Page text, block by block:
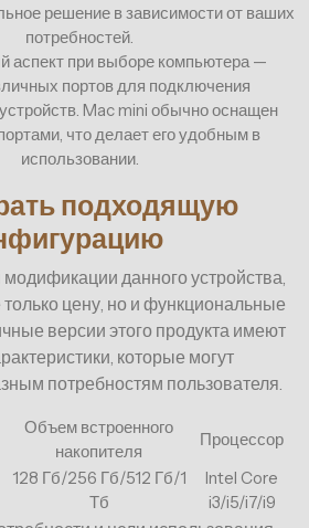
решение в зависимости от ваших
потребностей.
аспект при выборе компьютера —
портов для подключения
Mac mini обычно оснащен
что делает его удобным в
использовании.
подходящую
данного устройства,
цену, но и функциональные
версии этого продукта имеют
которые могут
потребностям пользователя.
Объем встроенного
накопителя
Процессор
128 Гб/256 Гб/512 Гб/1
Тб
Intel Core
i3/i5/i7/i9